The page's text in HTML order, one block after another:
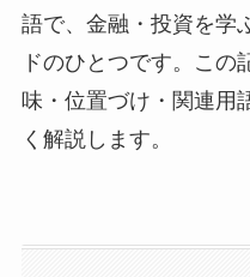
語で、金融・投資を学
ドのひとつです。こ
味・位置づけ・関連用
く解説します。